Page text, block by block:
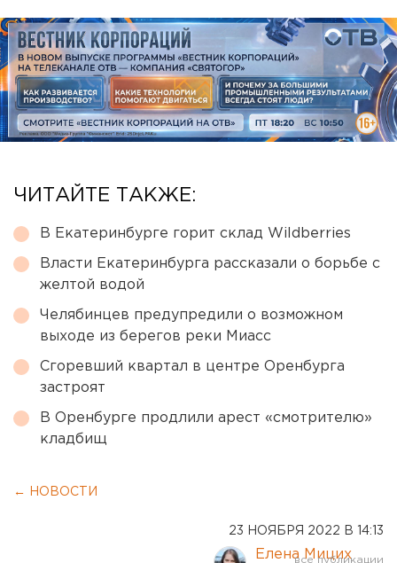
ЧИТАЙТЕ ТАКЖЕ:
В Екатеринбурге горит склад Wildberries
Власти Екатеринбурга рассказали о борьбе с
желтой водой
Челябинцев предупредили о возможном
выходе из берегов реки Миасс
Сгоревший квартал в центре Оренбурга
застроят
В Оренбурге продлили арест «смотрителю»
кладбищ
← НОВОСТИ
23 НОЯБРЯ 2022 В 14:13
Елена Мицих